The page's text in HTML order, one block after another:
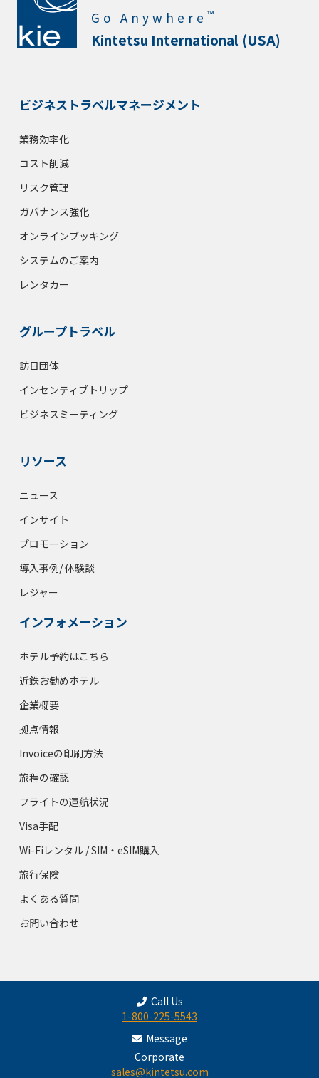
Go Anywhere ™
Kintetsu International (USA)
ビジネストラベルマネージメント
業務効率化
コスト削減
リスク管理
ガバナンス強化
オンラインブッキング
システムのご案内
レンタカー
グループトラベル
訪日団体
インセンティブトリップ
ビジネスミーティング
リソース
ニュース
インサイト
プロモーション
導入事例/ 体験談
レジャー
インフォメーション
ホテル予約はこちら
近鉄お勧めホテル
企業概要
拠点情報
Invoiceの印刷方法
旅程の確認
フライトの運航状況
Visa手配
Wi-Fiレンタル / SIM・eSIM購入
旅行保険
よくある質問
お問い合わせ
Call Us
1-800-225-5543
Message
Corporate
sales@kintetsu.com